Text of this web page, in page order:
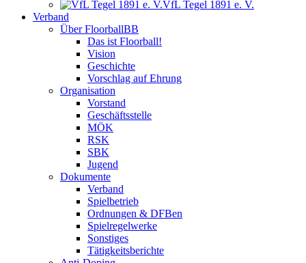
VfL Tegel 1891 e. V.
Verband
Über FloorballBB
Das ist Floorball!
Vision
Geschichte
Vorschlag auf Ehrung
Organisation
Vorstand
Geschäftsstelle
MÖK
RSK
SBK
Jugend
Dokumente
Verband
Spielbetrieb
Ordnungen & DFBen
Spielregelwerke
Sonstiges
Tätigkeitsberichte